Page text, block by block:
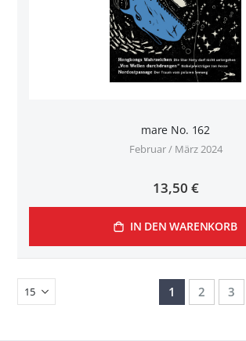
mare No. 162
Februar / März 2024
13,50 €
IN DEN WARENKORB
Seite
Sie lesen
1 Seite
2 3